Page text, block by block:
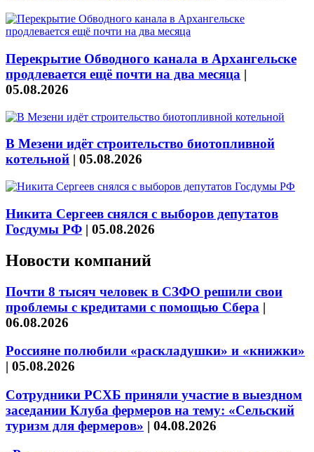
Перекрытие Обводного канала в Архангельске
продлевается ещё почти на два месяца |
05.08.2026
В Мезени идёт строительство биотопливной
котельной | 05.08.2026
Никита Сергеев снялся с выборов депутатов
Госдумы РФ | 05.08.2026
Новости компаний
Почти 8 тысяч человек в СЗФО решили свои
проблемы с кредитами с помощью Сбера |
06.08.2026
Россияне полюбили «раскладушки» и «книжки»
| 05.08.2026
Сотрудники РСХБ приняли участие в выездном
заседании Клуба фермеров на тему: «Сельский
туризм для фермеров» | 04.08.2026